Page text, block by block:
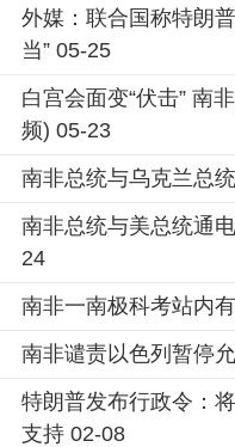
外媒：联合国称特朗
当” 05-25
白宫会面变“伏击” 南
频) 05-23
南非总统与乌克兰总
南非总统与美总统通
24
南非一南极科考站内
南非谴责以色列暂停
特朗普发布行政令：
支持 02-08